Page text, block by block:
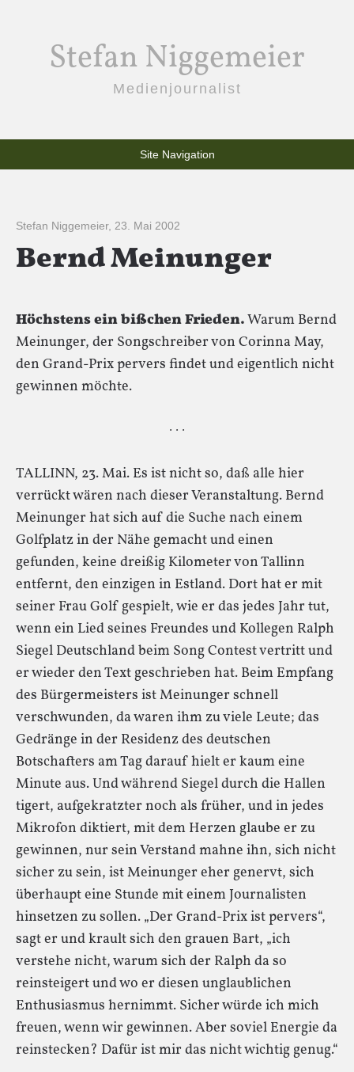
Stefan Niggemeier
Medienjournalist
Site Navigation
Stefan Niggemeier, 23. Mai 2002
Bernd Meinunger
Höchstens ein bißchen Frieden.Warum Bernd
Meinunger, der Songschreiber von Corinna May,
den Grand-Prix pervers findet und eigentlich nicht
gewinnen möchte.
· · ·
TALLINN, 23. Mai. Es ist nicht so, daß alle hier
verrückt wären nach dieser Veranstaltung. Bernd
Meinunger hat sich auf die Suche nach einem
Golfplatz in der Nähe gemacht und einen
gefunden, keine dreißig Kilometer von Tallinn
entfernt, den einzigen in Estland. Dort hat er mit
seiner Frau Golf gespielt, wie er das jedes Jahr tut,
wenn ein Lied seines Freundes und Kollegen Ralph
Siegel Deutschland beim Song Contest vertritt und
er wieder den Text geschrieben hat. Beim Empfang
des Bürgermeisters ist Meinunger schnell
verschwunden, da waren ihm zu viele Leute; das
Gedränge in der Residenz des deutschen
Botschafters am Tag darauf hielt er kaum eine
Minute aus. Und während Siegel durch die Hallen
tigert, aufgekratzter noch als früher, und in jedes
Mikrofon diktiert, mit dem Herzen glaube er zu
gewinnen, nur sein Verstand mahne ihn, sich nicht
sicher zu sein, ist Meinunger eher genervt, sich
überhaupt eine Stunde mit einem Journalisten
hinsetzen zu sollen. „Der Grand-Prix ist pervers“,
sagt er und krault sich den grauen Bart, „ich
verstehe nicht, warum sich der Ralph da so
reinsteigert und wo er diesen unglaublichen
Enthusiasmus hernimmt. Sicher würde ich mich
freuen, wenn wir gewinnen. Aber soviel Energie da
reinstecken? Dafür ist mir das nicht wichtig genug.“